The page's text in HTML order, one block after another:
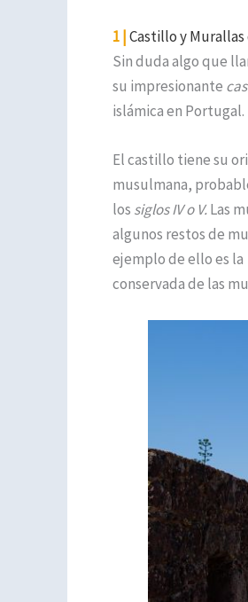
1 |Castillo y
Sin duda algo que
su impresionante
islámica en Portugal.
El castillo tiene su
musulmana,
los siglos IV o V.Las
algunos restos de
ejemplo de ello es la
conservada de las